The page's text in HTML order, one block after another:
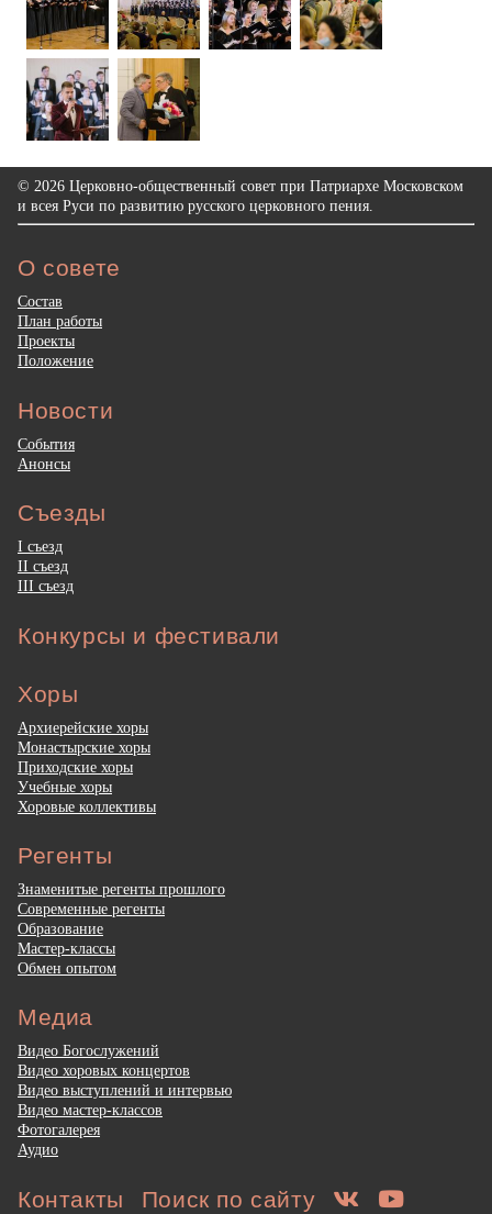
© 2026 Церковно-общественный совет при Патриархе Московском
и всея Руси по развитию русского церковного пения.
О совете
Состав
План работы
Проекты
Положение
Новости
События
Анонсы
Съезды
I съезд
II съезд
III съезд
Конкурсы и фестивали
Хоры
Архиерейские хоры
Монастырские хоры
Приходские хоры
Учебные хоры
Хоровые коллективы
Регенты
Знаменитые регенты прошлого
Современные регенты
Образование
Мастер-классы
Обмен опытом
Медиа
Видео Богослужений
Видео хоровых концертов
Видео выступлений и интервью
Видео мастер-классов
Фотогалерея
Аудио
Контакты Поиск по сайту